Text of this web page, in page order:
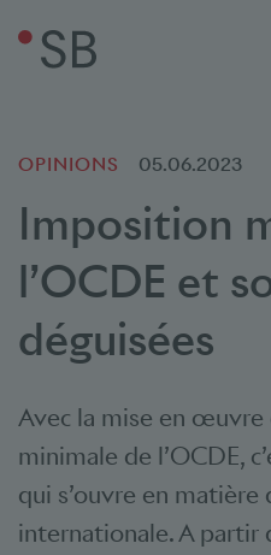
OPINIONS 05.06.2023
Imposition
l’OCDE et
déguisées
Avec la mise en œuvre
minimale de l’OCDE,
qui s’ouvre en matière
internationale. A partir